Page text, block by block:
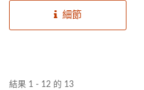
觀能延長使用期限並美化您
的車子。提高您的後車門手
細節
結果 1 - 12 的 13